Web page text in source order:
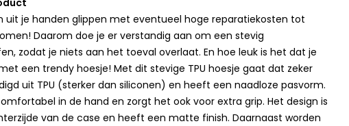
uit je handen glippen met eventueel hoge reparatiekosten tot
Daarom doe je er verstandig aan om een stevig
zodat je niets aan het toeval overlaat. En hoe leuk is het dat je
een trendy hoesje! Met dit stevige TPU hoesje gaat dat zeker
uit TPU (sterker dan siliconen) en heeft een naadloze pasvorm.
in de hand en zorgt het ook voor extra grip. Het design is
van de case en heeft een matte finish. Daarnaast worden